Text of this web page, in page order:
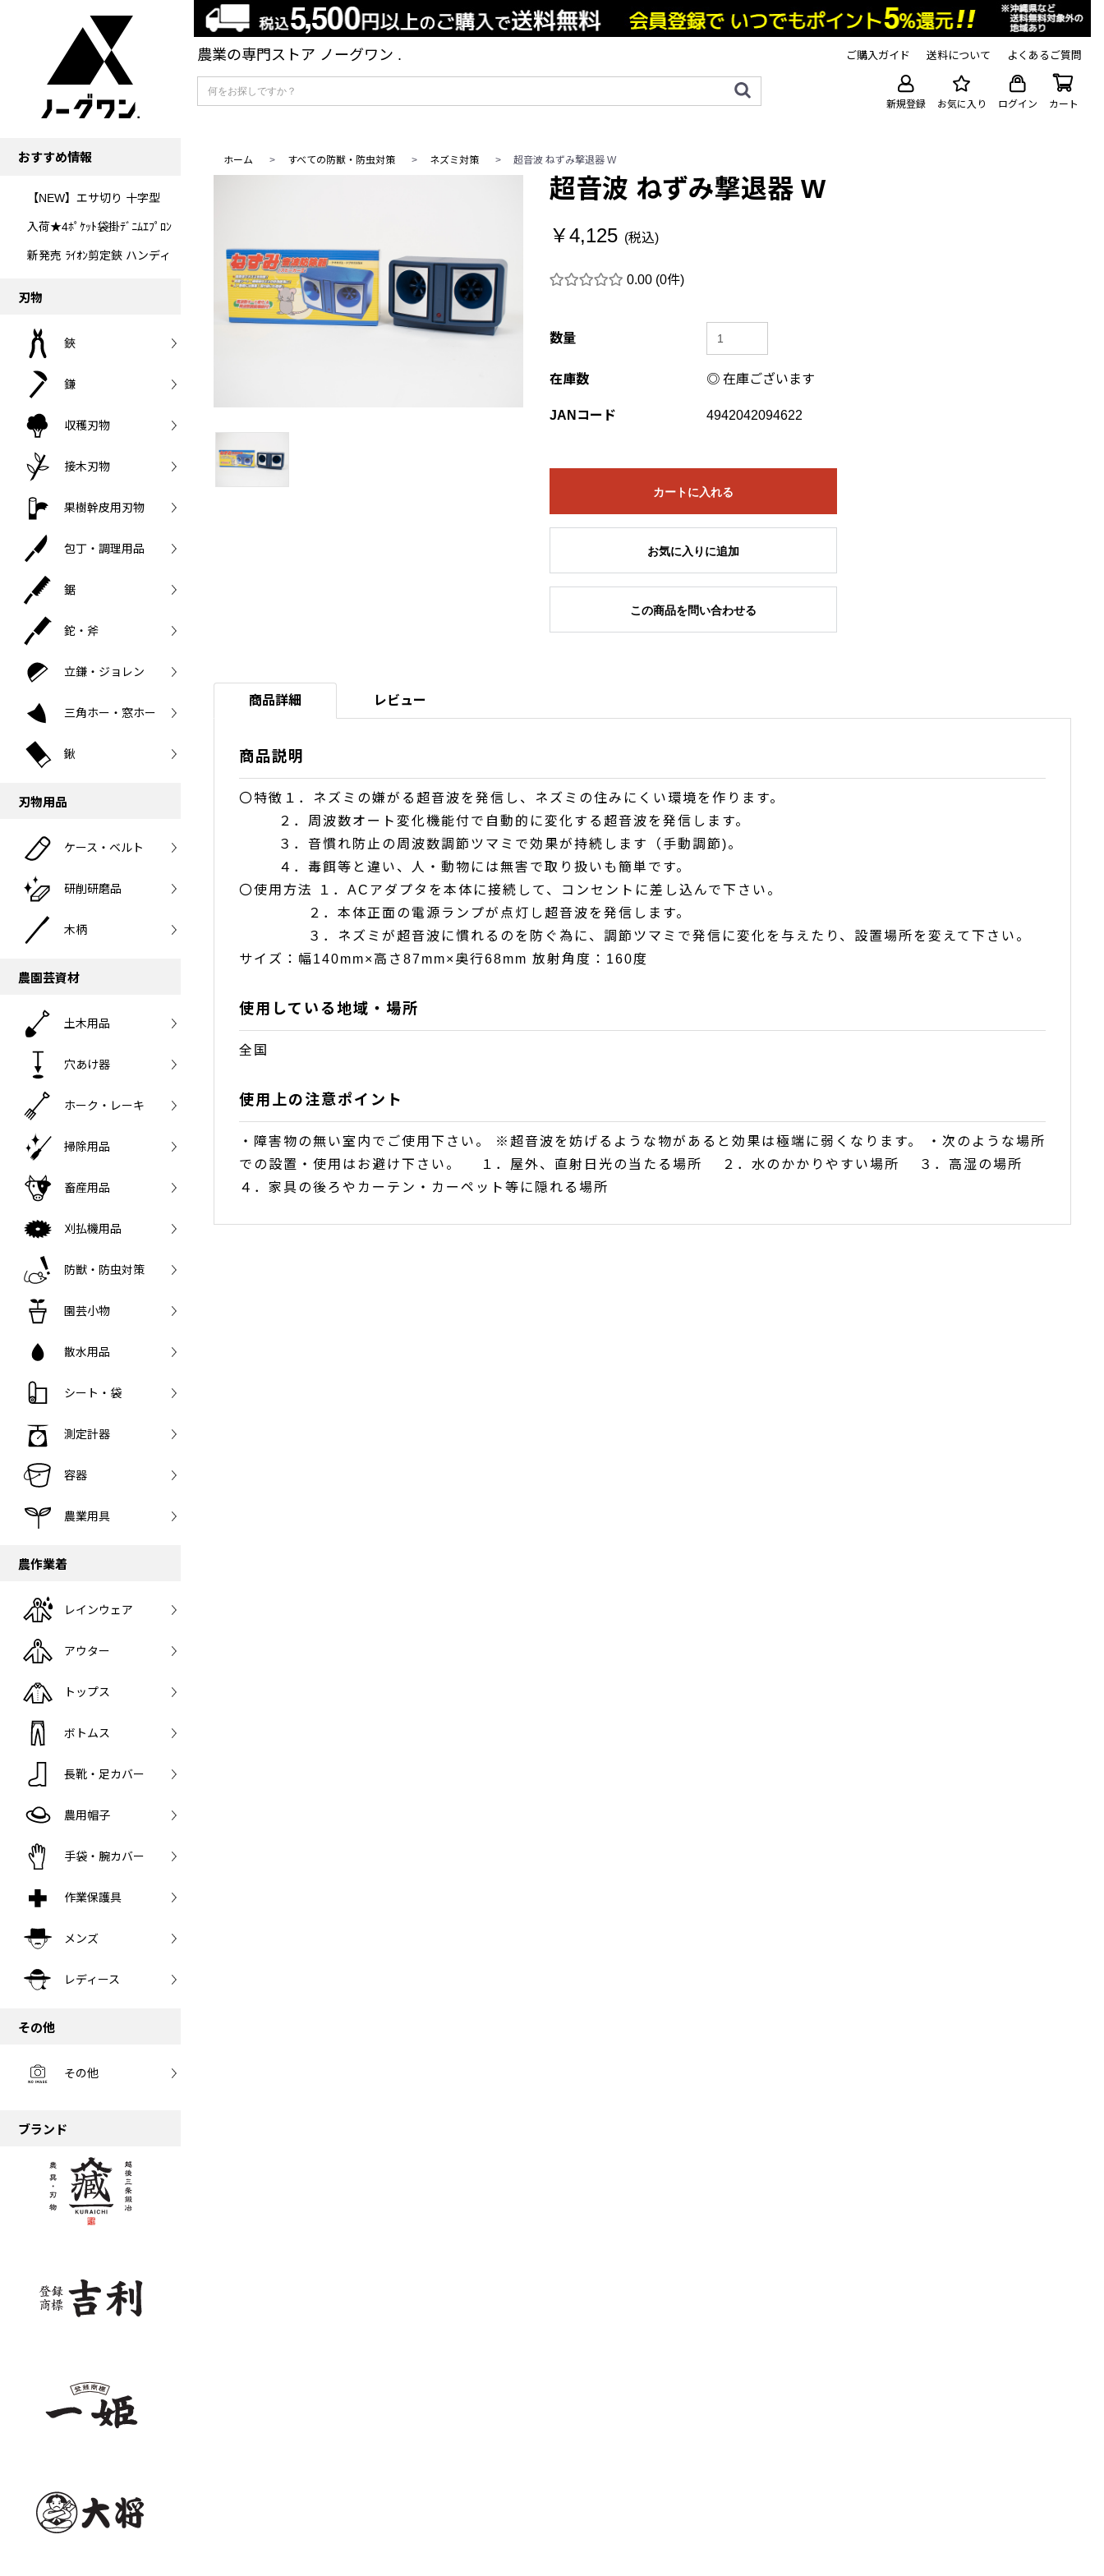
農業の専門ストア ノーグワン . ご購入ガイド 送料について よくあるご質問
新規登録 お気に入り ログイン カート
おすすめ情報
【NEW】エサ切り 十字型
入荷★4ﾎﾟｹｯﾄ袋掛ﾃﾞﾆﾑｴﾌﾟﾛﾝ
新発売 ﾗｲｵﾝ剪定鋏 ハンディ
刃物
鋏
鎌
収穫刃物
接木刃物
果樹幹皮用刃物
包丁・調理用品
鋸
鉈・斧
立鎌・ジョレン
三角ホー・窓ホー
鍬
刃物用品
ケース・ベルト
研削研磨品
木柄
農園芸資材
土木用品
穴あけ器
ホーク・レーキ
掃除用品
畜産用品
刈払機用品
防獣・防虫対策
園芸小物
散水用品
シート・袋
測定計器
容器
農業用具
農作業着
レインウェア
アウター
トップス
ボトムス
長靴・足カバー
農用帽子
手袋・腕カバー
作業保護具
メンズ
レディース
その他
その他
ブランド
ホーム > すべての防獣・防虫対策 > ネズミ対策 > 超音波 ねずみ撃退器 W
超音波 ねずみ撃退器 W
￥4,125 (税込)
0.00 (0件)
数量
在庫数 ◎ 在庫ございます
JANコード 4942042094622
カートに入れる
お気に入りに追加
この商品を問い合わせる
商品詳細 レビュー
商品説明
〇特徴１．ネズミの嫌がる超音波を発信し、ネズミの住みにくい環境を作ります。
２．周波数オート変化機能付で自動的に変化する超音波を発信します。
３．音慣れ防止の周波数調節ツマミで効果が持続します（手動調節)。
４．毒餌等と違い、人・動物には無害で取り扱いも簡単です。
〇使用方法 １．ACアダプタを本体に接続して、コンセントに差し込んで下さい。
２．本体正面の電源ランプが点灯し超音波を発信します。
３．ネズミが超音波に慣れるのを防ぐ為に、調節ツマミで発信に変化を与えたり、設置場所を変えて下さい。
サイズ：幅140mm×高さ87mm×奥行68mm 放射角度：160度
使用している地域・場所
全国
使用上の注意ポイント
・障害物の無い室内でご使用下さい。 ※超音波を妨げるような物があると効果は極端に弱くなります。 ・次のような場所
での設置・使用はお避け下さい。 １．屋外、直射日光の当たる場所 ２．水のかかりやすい場所 ３．高湿の場所
４．家具の後ろやカーテン・カーペット等に隠れる場所